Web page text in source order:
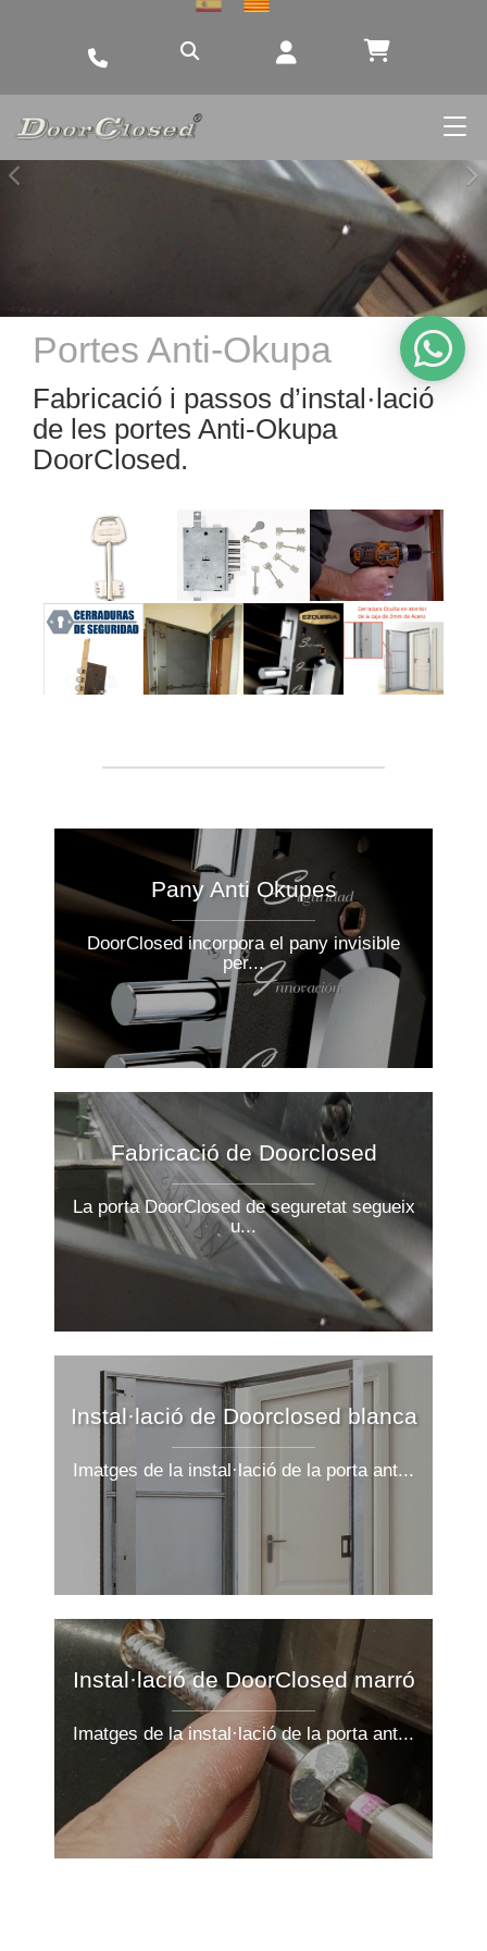
Portes Anti-Okupa
Fabricació i passos d’instal·lació
de les portes Anti-Okupa
DoorClosed.
Pany Anti Okupes
DoorClosed incorpora el pany invisible
per...
Fabricació de Doorclosed
La porta DoorClosed de seguretat segueix
u...
Instal·lació de Doorclosed blanca
Imatges de la instal·lació de la porta ant...
Instal·lació de DoorClosed marró
Imatges de la instal·lació de la porta ant...